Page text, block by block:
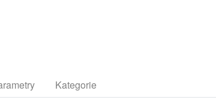
Kategorie